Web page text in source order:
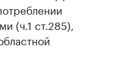
(ч.1 ст.285),